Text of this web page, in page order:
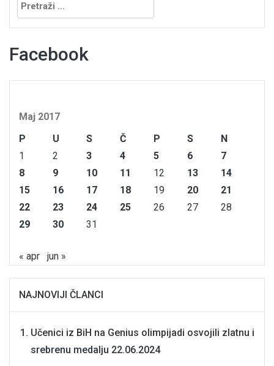
Facebook
Maj 2017
P
U S Č P S
N
1
2 3 4 5 6
7
8
9 10 11 12 13
14
15
16 17 18 19 20
21
22
23 24 25 26 27
28
29
30 31
« apr jun »
NAJNOVIJI ČLANCI
Učenici iz BiH na Genius olimpijadi osvojili zlatnu i
srebrenu medalju 22.06.2024